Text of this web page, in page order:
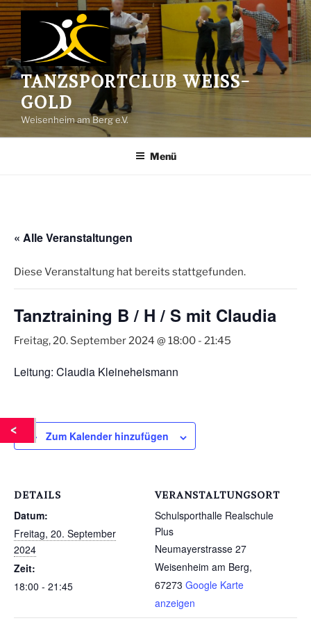
Zum
Inhalt
springen
TANZSPORTCLUB WEISS-G
OLD
Weisenheim am Berg e.V.
Menü
« Alle Veranstaltungen
Diese Veranstaltung hat bereits stattgefunden.
Tanztraining B / H / S mit Claudia
Freitag, 20. September 2024 @ 18:00 - 21:45
Leitung: Claudia Kleineheismann
Zum Kalender hinzufügen
DETAILS
Datum:
Freitag, 20. September
2024
Zeit:
18:00 - 21:45
VERANSTALTUNGSORT
Schulsporthalle Realschule
Plus
Neumayerstrasse 27
Weisenheim am Berg,
67273 Google Karte
anzeigen